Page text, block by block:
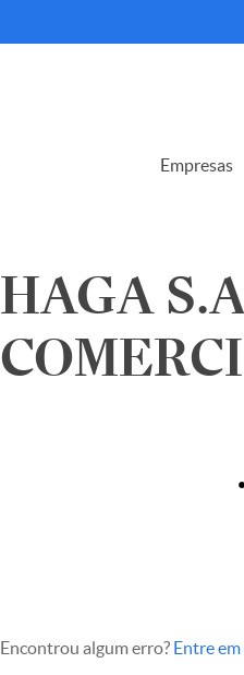
Empresas
HAGA
Encontrou algum erro? Entre